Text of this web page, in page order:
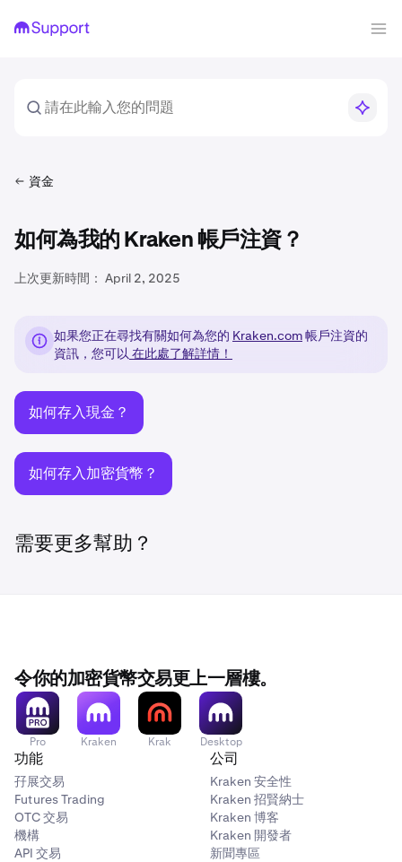
資金
如何為我的 Kraken 帳戶注資？
上次更新時間： April 2, 2025
如果您正在尋找有關如何為您的 Kraken.com帳戶注資的
資訊，您可以 在此處了解詳情！
如何存入現金？
如何存入加密貨幣？
需要更多幫助？
令你的加密貨幣交易更上一層樓。
Pro Kraken Krak Desktop
功能
孖展交易
Futures Trading
OTC 交易
機構
API 交易
公司
Kraken 安全性
Kraken 招賢納士
Kraken 博客
Kraken 開發者
新聞專區